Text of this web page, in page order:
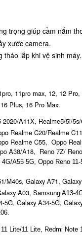
trọng giúp cầm nắm
xước camera.
tháo lắp khi vệ sinh máy.
11pro max, 12, 12
Plus, 16 Pro Max.​
A11X, Realme5/5i/
Realme C20/Realme
Realme C55, Oppo
A38/A18, Reno 7Z/
A55 5G, Oppo Reno
M40s, Galaxy A71,
A03, Samsung A13-
Galaxy A34-5G,
Lite/11 Lite, Redmi Note